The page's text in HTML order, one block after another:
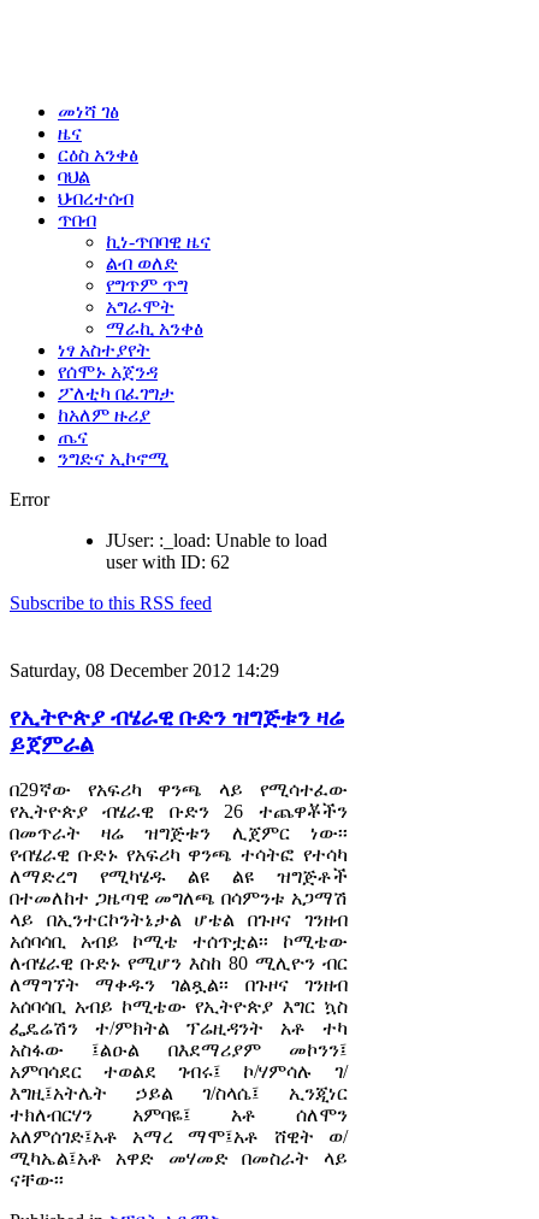
መነሻ ገፅ
ዜና
ርዕስ አንቀፅ
ባህል
ህብረተሰብ
ጥበብ
ኪነ-ጥበባዊ ዜና
ልብ ወለድ
የግጥም ጥግ
አግራሞት
ማራኪ አንቀፅ
ነፃ አስተያየት
የሰሞኑ አጀንዳ
ፖለቲካ በፈገግታ
ከአለም ዙሪያ
ጤና
ንግድና ኢኮኖሚ
Error
JUser: :_load: Unable to load
user with ID: 62
Subscribe to this RSS feed
Saturday, 08 December 2012 14:29
የኢትዮጵያ ብሄራዊ ቡድን ዝግጅቱን ዛሬ
ይጀምራል
በ29ኛው የአፍሪካ ዋንጫ ላይ የሚሳተፈው
የኢትዮጵያ ብሄራዊ ቡድን 26 ተጨዋቾችን
በመጥራት ዛሬ ዝግጅቱን ሊጀምር ነው፡፡
የብሄራዊ ቡድኑ የአፍሪካ ዋንጫ ተሳትፎ የተሳካ
ለማድረግ የሚካሄዱ ልዩ ልዩ ዝግጅቶች
በተመለከተ ጋዜጣዊ መግለጫ በሳምንቱ አጋማሽ
ላይ በኢንተርኮንትኔታል ሆቴል በጉዞና ገንዘብ
አሰባሳቢ አብይ ኮሚቴ ተሰጥቷል፡፡ ኮሚቴው
ለብሄራዊ ቡድኑ የሚሆን እስከ 80 ሚሊዮን ብር
ለማግኘት ማቀዱን ገልጿል፡፡ በጉዞና ገንዘብ
አሰባሳቢ አብይ ኮሚቴው የኢትዮጵያ እግር ኳስ
ፌዴሬሽን ተ/ምክትል ፕሬዚዳንት አቶ ተካ
አስፋው ፤ልዑል በእደማሪያም መኮንን፤
አምባሳደር ተወልደ ገብሩ፤ ኮ/ሃምሳሉ ገ/
እግዚ፤አትሌት ኃይል ገ/ስላሴ፤ ኢንጂነር
ተክለብርሃን አምባዬ፤ አቶ ሰለሞን
አለምሰገድ፤አቶ አማረ ማሞ፤አቶ ሸዊት ወ/
ሚካኤል፤አቶ አዋድ መሃመድ በመስራት ላይ
ናቸው፡፡